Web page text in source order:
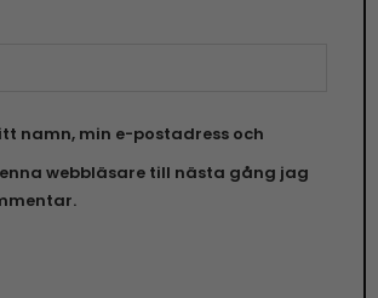
namn, min e-postadress och
webbläsare till nästa gång jag